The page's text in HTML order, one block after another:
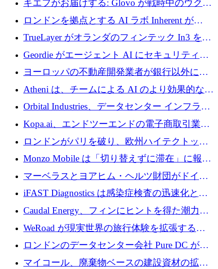
調達
キエフがお届けする: Glovo が戦時中のウクラ
イナで最も急速に成長する市場の 1 つをどの
ように拡大したか
ロンドンを拠点とする AI ラボ Inherent が
5,000 万ドルの資金調達でステルスから浮上
TrueLayer がオランダのフィンテック In3 を買
収、チェックアウト時にクレジットを提供
Geordie がエージェント AI にセキュリティと
ガバナンスをもたらすために 3,000 万ドルを
ヨーロッパの不動産開発業者が銀行以外にも
目を向けているため、InRentoの資金調達額は
1億ユーロを突破
Atheni は、チームによる AI のより効果的な使
用を支援するために 35 万ポンドを確保
Orbital Industries、データセンター インフラス
トラクチャ システムの拡張に 5,000 万ドルを
確保
Kopa.ai、エンドツーエンドの電子商取引業務
用の AI エージェントを構築するために 200
万ユーロを調達
ロンドンがパリを破り、欧州ハイテクトップ
の座を奪還
Monzo Mobile は「切り替えずに滞在」に報酬
を与える
マーベラスとヨアヒム・ヘルツ財団がドイツ
の商業化ギャップを埋めるために2,000万ユー
ロのディープテック基金を立ち上げる
iFAST Diagnostics は感染症検査の迅速化と抗
菌薬耐性への取り組みに 500 万ポンドを寄付
Caudal Energy、フィンにヒントを得た潮力発
電技術の規模拡大に向けて 430 万ポンドを調
WeRoad が現実世界の旅行体験を拡張するた
めに 5,800 万ドルを獲得
ロンドンのデータセンター会社 Pure DC が欧
州と中東の拡張に 27 億ドルを確保
マイコール、廃棄物ベースの建設資材の拡大